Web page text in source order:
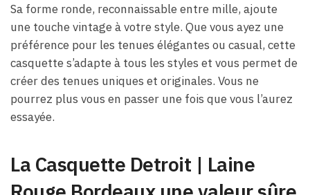
Sa forme ronde, reconnaissable entre mille, ajoute
une touche vintage à votre style. Que vous ayez une
préférence pour les tenues élégantes ou casual, cette
casquette s’adapte à tous les styles et vous permet de
créer des tenues uniques et originales. Vous ne
pourrez plus vous en passer une fois que vous l’aurez
essayée.
La Casquette Detroit | Laine